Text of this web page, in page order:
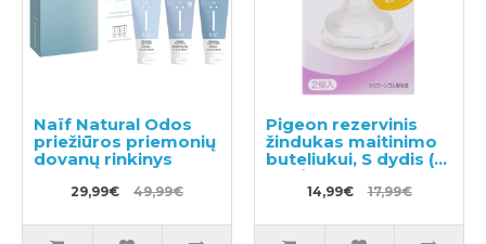
Naïf Natural Odos
priežiūros priemonių
dovanų rinkinys
29,99€ 49,99€
Pigeon rezervinis
žindukas maitinimo
buteliukui, S dydis (1-
3 mėn.)
14,99€ 17,99€